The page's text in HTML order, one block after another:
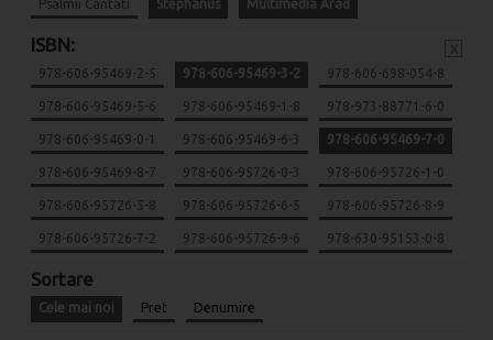
Psalmii Cantati Stephanus Multimedia Arad
ISBN:
978-606-95469-2-5 978-606-95469-3-2 978-606-698-054-8
978-606-95469-5-6 978-606-95469-1-8 978-973-88771-6-0
978-606-95469-0-1 978-606-95469-6-3 978-606-95469-7-0
978-606-95469-8-7 978-606-95726-0-3 978-606-95726-1-0
978-606-95726-5-8 978-606-95726-6-5 978-606-95726-8-9
978-606-95726-7-2 978-606-95726-9-6 978-630-95153-0-8
Sortare
Cele mai noi Pret Denumire